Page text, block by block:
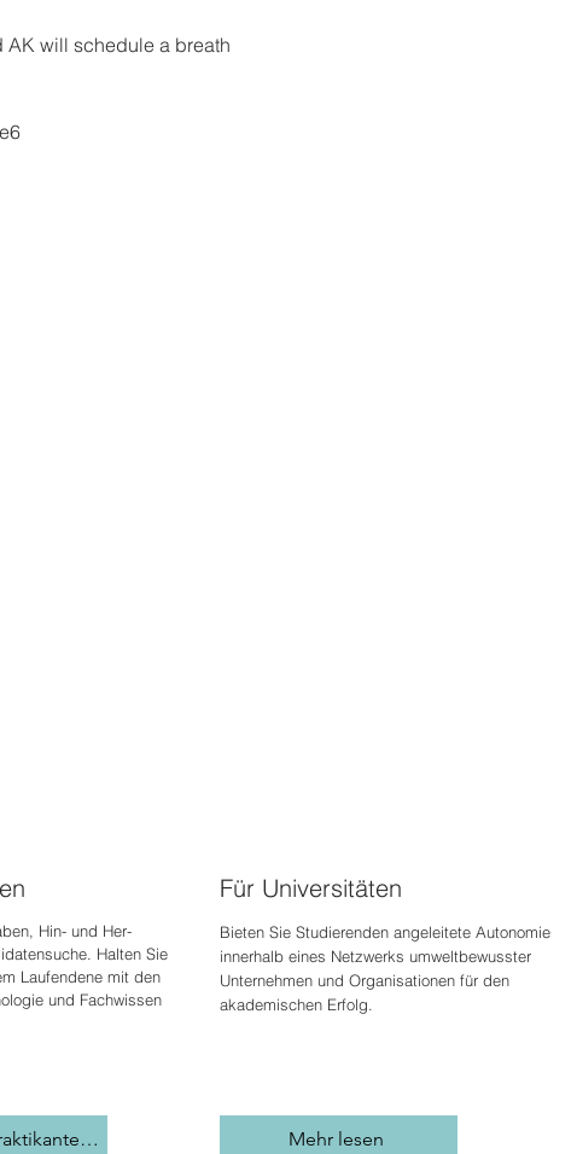
AK⁩ will schedule a breath
Für Universitäten
Hin- und Her-
Halten Sie
Laufendene mit den
und Fachwissen
Bieten Sie Studierenden angeleitete Autonomie
innerhalb eines Netzwerks umweltbewusster
Unternehmen und Organisationen für den
akademischen Erfolg.
Stellen Sie einen Praktikanten ein Mehr lesen